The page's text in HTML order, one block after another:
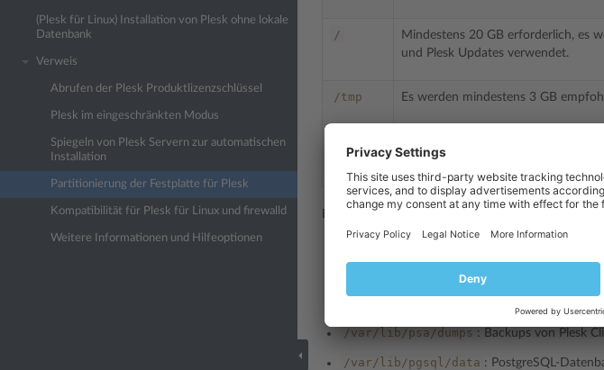
(Plesk für Linux) Installation von Plesk ohne lokale
Datenbank
Verweis
Abrufen der Plesk Produktlizenzschlüssel
Plesk im eingeschränkten Modus
Spiegeln von Plesk Servern zur automatischen
Installation
Partitionierung der Festplatte für Plesk
Kompatibilität für Plesk für Linux und firewalld
Weitere Informationen und Hilfeoptionen
/
Mindestens 20 GB erforderlich, es
und Plesk Updates verwendet.
/tmp Es werden mindestens 3 GB
Der restliche nicht zugewiesene
Datenbanken.
Beachten Sie die folgenden Verzeichnisse. Sie
/var/www/vhosts
: E-Mail-Konfiguration und -
/var/lib/psa/dumps : Backups von Plesk
/var/lib/pgsql/data : PostgreSQL-